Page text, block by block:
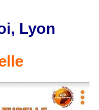
Lyon